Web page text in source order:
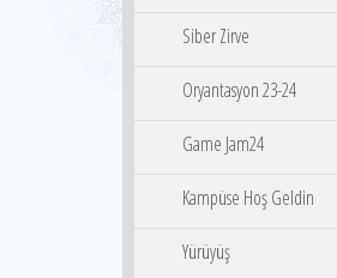
Siber Zirve
Oryantasyon 23-24
Game Jam24
Kampüse Hoş Geldin
Yürüyüş